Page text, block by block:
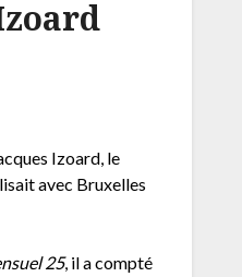
Izoard, le
avec Bruxelles
25, il a compté